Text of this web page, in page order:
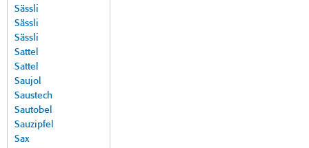
Sässli
Sässli
Sässli
Sattel
Sattel
Saujol
Saustech
Sautobel
Sauzipfel
Sax